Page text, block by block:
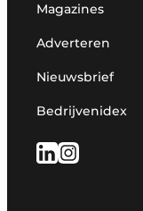
Magazines
Adverteren
Nieuwsbrief
Bedrijvenidex